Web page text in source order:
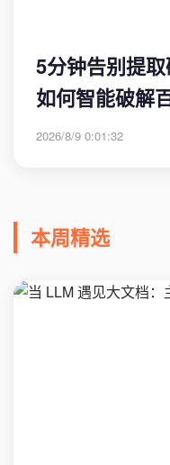
5分钟告别提
如何智能破解
2026/8/9 0:01:32
本周精选